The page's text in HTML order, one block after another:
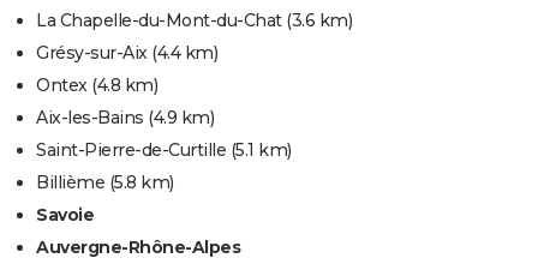
La Chapelle-du-Mont-du-Chat(3.6 km)
Grésy-sur-Aix(4.4 km)
Ontex(4.8 km)
Aix-les-Bains (4.9 km)
Saint-Pierre-de-Curtille (5.1 km)
Billième (5.8 km)
Savoie
Auvergne-Rhône-Alpes